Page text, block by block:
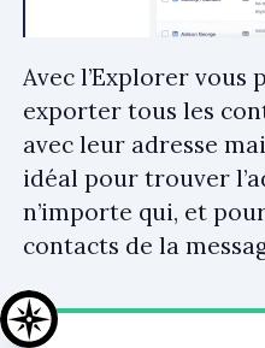
Avec l’Explorer vous
exporter tous les
avec leur adresse
idéal pour trouver
n’importe qui, et
contacts de la